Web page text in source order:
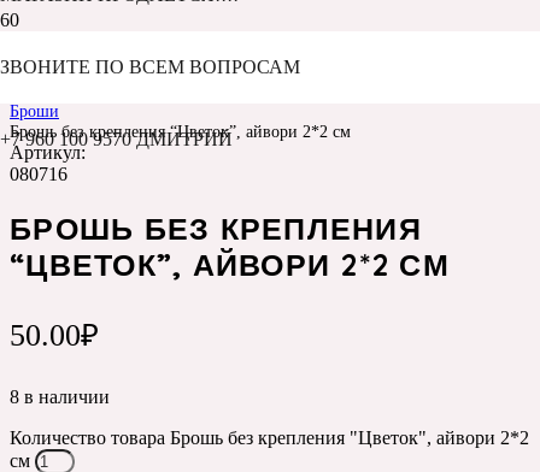
ЗВОНИТЕ ПО ВСЕМ ВОПРОСАМ
+7 960 100 9570 ДМИТРИЙ
Главная
Броши
Брошь без крепления “Цветок”, айвори 2*2 см
Артикул:
080716
БРОШЬ БЕЗ КРЕПЛЕНИЯ
“ЦВЕТОК”, АЙВОРИ 2*2 СМ
50.00₽
8 в наличии
Количество товара Брошь без крепления "Цветок", айвори 2*2
см